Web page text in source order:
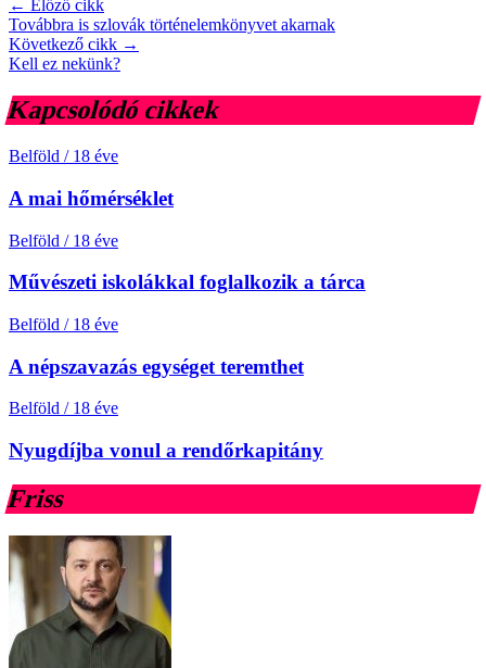
← Előző cikk
Továbbra is szlovák történelemkönyvet akarnak
Következő cikk →
Kell ez nekünk?
Kapcsolódó cikkek
Belföld / 18 éve
A mai hőmérséklet
Belföld / 18 éve
Művészeti iskolákkal foglalkozik a tárca
Belföld / 18 éve
A népszavazás egységet teremthet
Belföld / 18 éve
Nyugdíjba vonul a rendőrkapitány
Friss